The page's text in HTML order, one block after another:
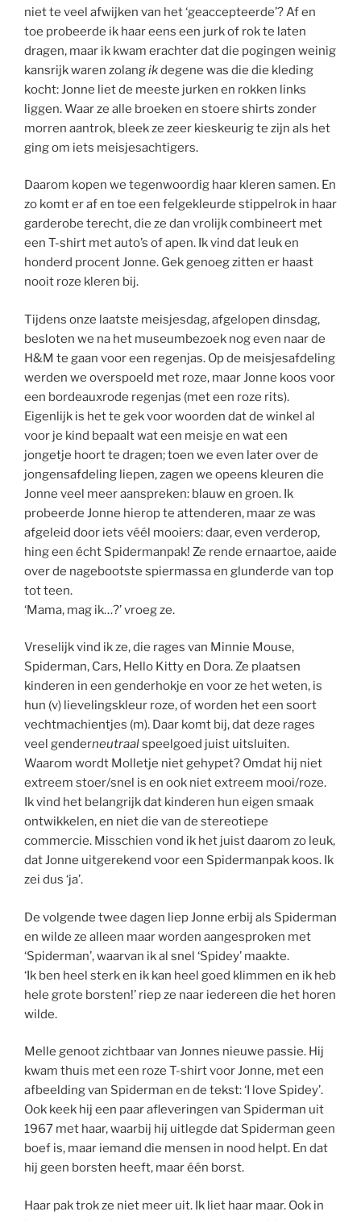
niet te veel afwijken van het ‘geaccepteerde’? Af en
toe probeerde ik haar eens een jurk of rok te laten
dragen, maar ik kwam erachter dat die pogingen weinig
kansrijk waren zolangikdegene was die die kleding
kocht: Jonne liet de meeste jurken en rokken links
liggen. Waar ze alle broeken en stoere shirts zonder
morren aantrok, bleek ze zeer kieskeurig te zijn als het
ging om iets meisjesachtigers.
Daarom kopen we tegenwoordig haar kleren samen. En
zo komt er af en toe een felgekleurde stippelrok in haar
garderobe terecht, die ze dan vrolijk combineert met
een T-shirt met auto’s of apen. Ik vind dat leuk en
honderd procent Jonne. Gek genoeg zitten er haast
nooit roze kleren bij.
Tijdens onze laatste meisjesdag, afgelopen dinsdag,
besloten we na het museumbezoek nog even naar de
H&M te gaan voor een regenjas. Op de meisjesafdeling
werden we overspoeld met roze, maar Jonne koos voor
een bordeauxrode regenjas (met een roze rits).
Eigenlijk is het te gek voor woorden dat de winkel al
voor je kind bepaalt wat een meisje en wat een
jongetje hoort te dragen; toen we even later over de
jongensafdeling liepen, zagen we opeens kleuren die
Jonne veel meer aanspreken: blauw en groen. Ik
probeerde Jonne hierop te attenderen, maar ze was
afgeleid door iets véél mooiers: daar, even verderop,
hing een écht Spidermanpak! Ze rende ernaartoe, aaide
over de nagebootste spiermassa en glunderde van top
tot teen.
‘Mama, mag ik…?’ vroeg ze.
Vreselijk vind ik ze, die rages van Minnie Mouse,
Spiderman, Cars, Hello Kitty en Dora. Ze plaatsen
kinderen in een genderhokje en voor ze het weten, is
hun (v) lievelingskleur roze, of worden het een soort
vechtmachientjes (m). Daar komt bij, dat deze rages
veel genderneutraalspeelgoed juist uitsluiten.
Waarom wordt Molletje niet gehypet? Omdat hij niet
extreem stoer/snel is en ook niet extreem mooi/roze.
Ik vind het belangrijk dat kinderen hun eigen smaak
ontwikkelen, en niet die van de stereotiepe
commercie. Misschien vond ik het juist daarom zo leuk,
dat Jonne uitgerekend voor een Spidermanpak koos. Ik
zei dus ‘ja’.
De volgende twee dagen liep Jonne erbij als Spiderman
en wilde ze alleen maar worden aangesproken met
‘Spiderman’, waarvan ik al snel ‘Spidey’ maakte.
‘Ik ben heel sterk en ik kan heel goed klimmen en ik heb
hele grote borsten!’ riep ze naar iedereen die het horen
wilde.
Melle genoot zichtbaar van Jonnes nieuwe passie. Hij
kwam thuis met een roze T-shirt voor Jonne, met een
afbeelding van Spiderman en de tekst: ‘I love Spidey’.
Ook keek hij een paar afleveringen van Spiderman uit
1967 met haar, waarbij hij uitlegde dat Spiderman geen
boef is, maar iemand die mensen in nood helpt. En dat
hij geen borsten heeft, maar één borst.
Haar pak trok ze niet meer uit. Ik liet haar maar. Ook in